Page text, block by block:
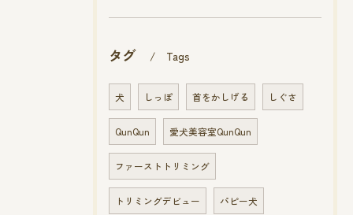
タグ Tags
犬 しっぽ 首をかしげる しぐさ
QunQun 愛犬美容室QunQun
ファーストトリミング
トリミングデビュー パピー犬